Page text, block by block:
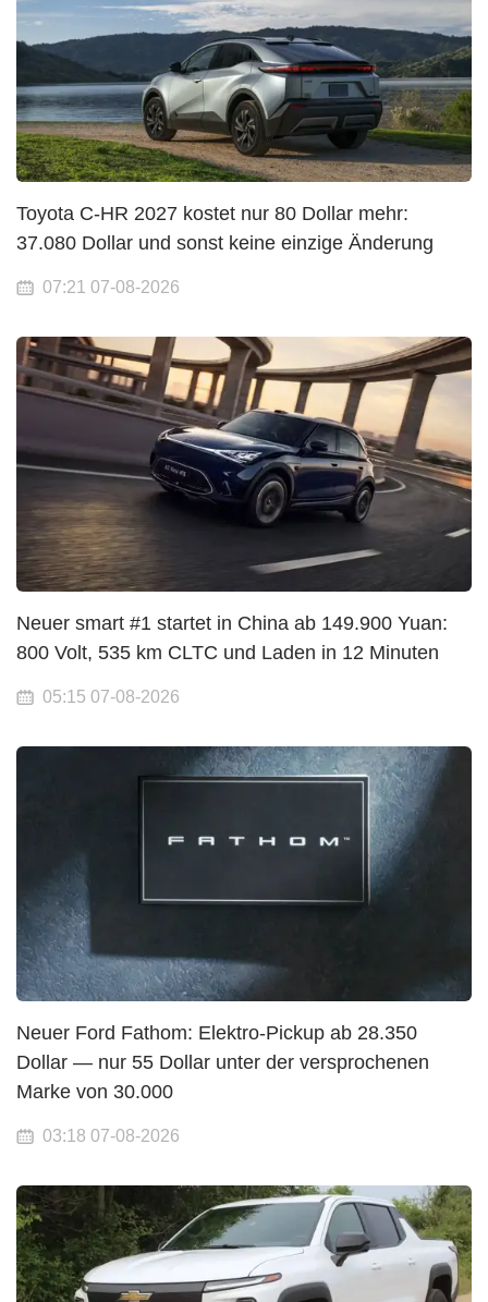
Toyota C-HR 2027 kostet nur 80 Dollar mehr:
37.080 Dollar und sonst keine einzige Änderung
07:21 07-08-2026
Neuer smart #1 startet in China ab 149.900 Yuan:
800 Volt, 535 km CLTC und Laden in 12 Minuten
05:15 07-08-2026
Neuer Ford Fathom: Elektro-Pickup ab 28.350
Dollar — nur 55 Dollar unter der versprochenen
Marke von 30.000
03:18 07-08-2026